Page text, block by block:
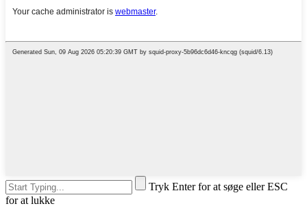
Tryk Enter for at søge eller ESC
for at lukke